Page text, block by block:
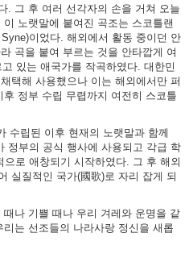
. 그 후 여러 선각자의 손을 거쳐 오늘
노랫말에 붙여진 곡조는 스코틀랜
이었다. 해외에서 활동 중이던 안
곡을 붙여 부르는 것을 안타깝게 여
있는 애국가를 작곡하였다. 대한민
택해 사용했으나 이는 해외에서만 퍼
정부 수립 무렵까지 여전히 스코틀
수립된 이후 현재의 노랫말과 함께
정부의 공식 행사에 사용되고 각급 학
로 애창되기 시작하였다. 그 후 해외
실질적인 국가(國歌)로 자리 잡게 되
나 기쁠 때나 우리 겨레와 운명을 같
는 선조들의 나라사랑 정신을 새롭